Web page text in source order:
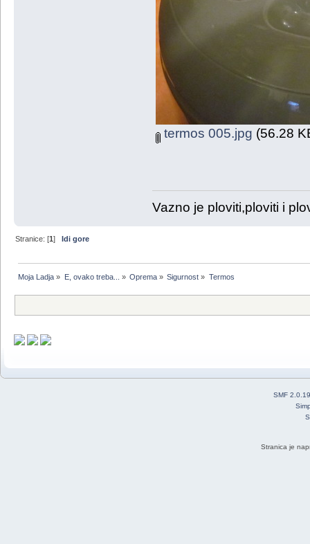
termos 005.jpg (56.28
Vazno je ploviti,ploviti i
Stranice: [1]Idi gore
Moja Ladja » E, ovako treba... » Oprema» Sigurnost » Termos
SMF 2.0.19
Stranica je